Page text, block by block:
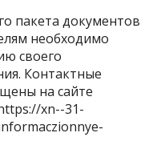
пакета документов
необходимо
своего
Контактные
на сайте
xn--31-